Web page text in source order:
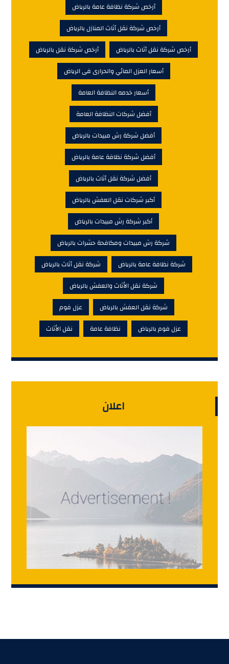
أرخص شركة نظافة عامة بالرياض
أرخص شركة نقل أثاث المنازل بالرياض
أرخص شركة نقل أثاث بالرياض
أرخص شركة نقل بالرياض
أسعار العزل المائي والحرارى فى الرياض
أسعار خدمه النظافة العامة
أفضل شركات النظافة العامة
أفضل شركة رش مبيدات بالرياض
أفضل شركة نظافة عامة بالرياض
أفضل شركة نقل أثاث بالرياض
أكبر شركات نقل العفش بالرياض
أكبر شركة رش مبيدات بالرياض
شركة رش مبيدات ومكافحة حشرات بالرياض
شركة نظافة عامة بالرياض
شركة نقل أثاث بالرياض
شركة نقل الأثاث والعفش بالرياض
شركة نقل العفش بالرياض
عزل فوم
عزل فوم بالرياض
نظافة عامة نقل الأثاث
اعلان